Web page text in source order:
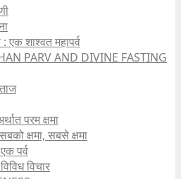
एक शाश्वत महापर्व
PARV AND DIVINE FASTING
परम क्षमा
क्षमा, सबसे क्षमा
पर्व
विचार